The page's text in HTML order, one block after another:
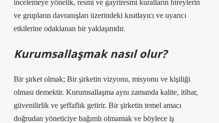
incelemeye yönelik, resmi ve gayriresmi kuralların bireylerin
ve grupların davranışları üzerindeki kısıtlayıcı ve uyarıcı
etkilerine odaklanan bir yaklaşımdır.
Kurumsallaşmak nasıl olur?
Bir şirket olmak; Bir şirketin vizyonu, misyonu ve kişiliği
olması demektir. Kurumsallaşma aynı zamanda kalite, itibar,
güvenilirlik ve şeffaflık getirir. Bir şirketin temel amacı
doğrudan yöneticiye bağımlı olmamak ve böylece iş